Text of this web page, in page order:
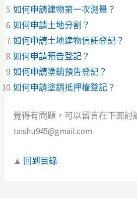
如何申請建物第一次測量？
如何申請土地分割？
如何申請土地建物信託登記？
如何申請預告登記？
如何申請塗銷預告登記？
如何申請塗銷抵押權登記？
覺得有問題，可以留言在下面討
taishu945@gmail.com
▲ 回到目錄